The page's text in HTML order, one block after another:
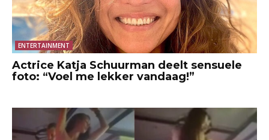
ENTERTAINMENT
Actrice Katja Schuurman deelt sensuele
foto: “Voel me lekker vandaag!”